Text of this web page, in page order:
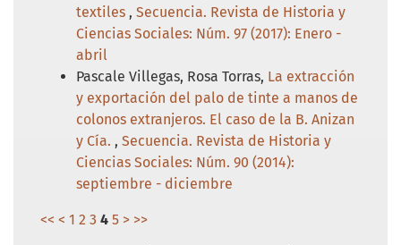
textiles , Secuencia. Revista de Historia y
Ciencias Sociales: Núm. 97 (2017): Enero -
abril
Pascale Villegas, Rosa Torras, La extracción
y exportación del palo de tinte a manos de
colonos extranjeros. El caso de la B. Anizan
y Cía. , Secuencia. Revista de Historia y
Ciencias Sociales: Núm. 90 (2014):
septiembre - diciembre
<< < 1 2 3 4 5 > >>